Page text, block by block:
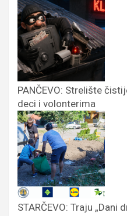
PANČEVO: Strelište
deci i volonterima
STARČEVO: Traju „Dani